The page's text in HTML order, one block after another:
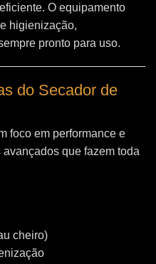
O equipamento
higienização,
pronto para uso.
do Secador de
foco em performance e
que fazem toda
cheiro)